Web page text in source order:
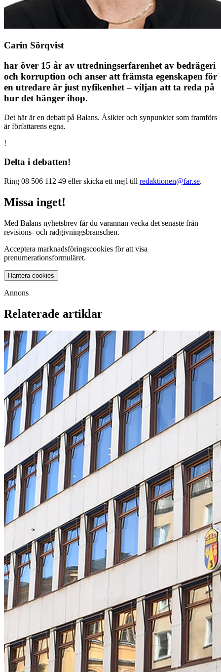
Carin Sörqvist
har över 15 år av utredningserfarenhet av bedrägeri
och korruption och anser att främsta egenskapen för
en utredare är just nyfikenhet – viljan att ta reda på
hur det hänger ihop.
Det här är en debatt på Balans. Åsikter och synpunkter som framförs
är författarens egna.
!
Delta i debatten!
Ring 08 506 112 49 eller skicka ett mejl till redaktionen@far.se.
Missa inget!
Med Balans nyhetsbrev får du varannan vecka det senaste från
revisions- och rådgivningsbranschen.
Acceptera marknadsföringscookies för att visa
prenumerationsformuläret.
Hantera cookies
Annons
Relaterade artiklar